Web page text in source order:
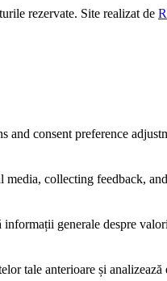
rezervate. Site realizat de
and consent preference
collecting feedback,
generale despre
tale anterioare și